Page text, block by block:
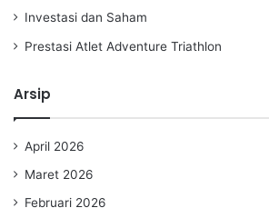
Investasi dan Saham
Prestasi Atlet Adventure Triathlon
Arsip
April 2026
Maret 2026
Februari 2026